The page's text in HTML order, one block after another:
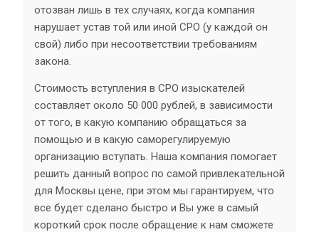
отозван лишь в тех случаях, когда компания
нарушает устав той или иной СРО (у каждой он
свой) либо при несоответствии требованиям
закона.
Стоимость вступления в СРО изыскателей
составляет около 50 000 рублей, в зависимости
от того, в какую компанию обращаться за
помощью и в какую саморегулируемую
организацию вступать. Наша компания помогает
решить данный вопрос по самой привлекательной
для Москвы цене, при этом мы гарантируем, что
все будет сделано быстро и Вы уже в самый
короткий срок после обращение к нам сможете